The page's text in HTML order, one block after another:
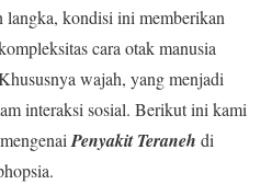
kondisi ini memberikan
cara otak manusia
wajah, yang menjadi
interaksi sosial. Berikut ini kami
Penyakit Teraneh di